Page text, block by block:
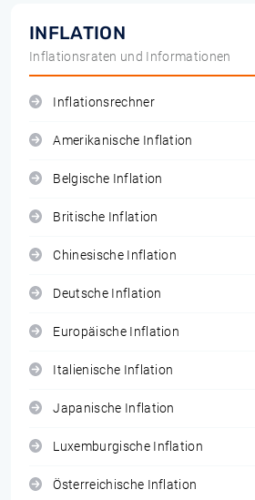
INFLATION
Inflationsraten und Informationen
Inflationsrechner
Amerikanische Inflation
Belgische Inflation
Britische Inflation
Chinesische Inflation
Deutsche Inflation
Europäische Inflation
Italienische Inflation
Japanische Inflation
Luxemburgische Inflation
Österreichische Inflation